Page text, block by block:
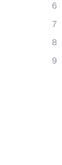
6
7
8
9